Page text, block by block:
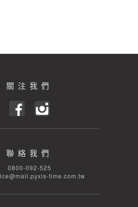
關注我們
聯絡我們
0800-092-525
time.com.tw